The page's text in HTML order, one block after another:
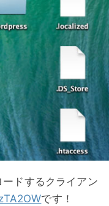
ドするクライアン
です！